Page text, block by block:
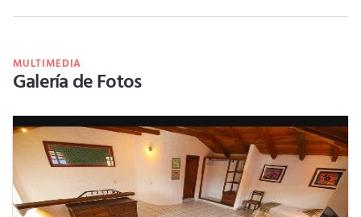
MULTIMEDIA
Galería de Fotos